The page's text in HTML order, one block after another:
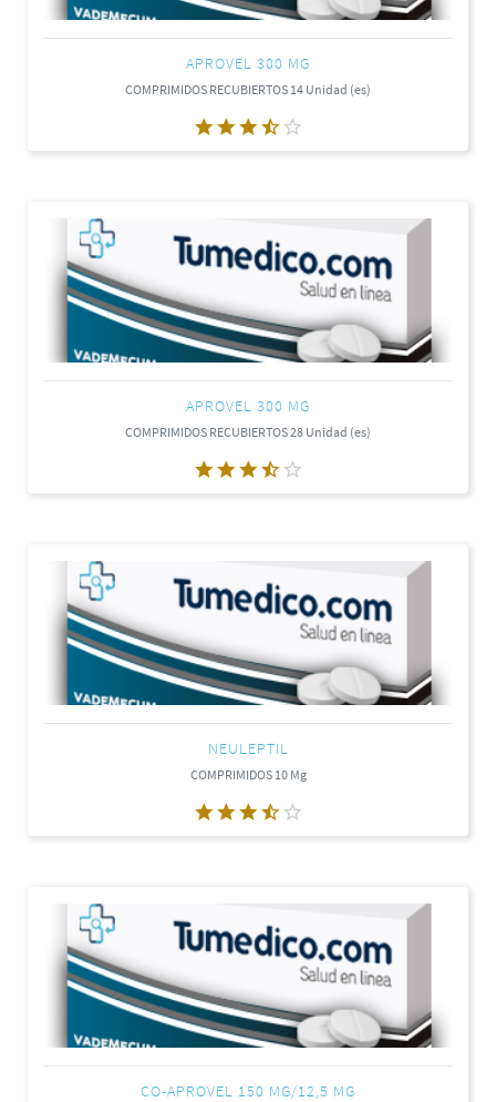
APROVEL 300 MG
COMPRIMIDOS RECUBIERTOS 14 Unidad (es)
APROVEL 300 MG
COMPRIMIDOS RECUBIERTOS 28 Unidad (es)
NEULEPTIL
COMPRIMIDOS 10 Mg
CO-APROVEL 150 MG/12,5 MG